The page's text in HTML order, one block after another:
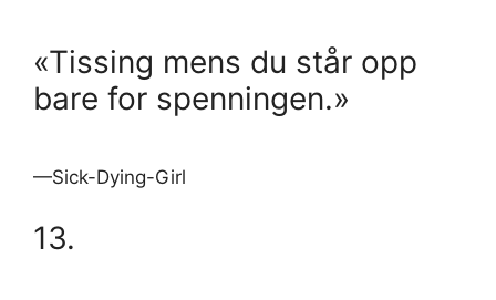
«Tissing mens du står opp
bare for spenningen.»
—Sick-Dying-Girl
13.